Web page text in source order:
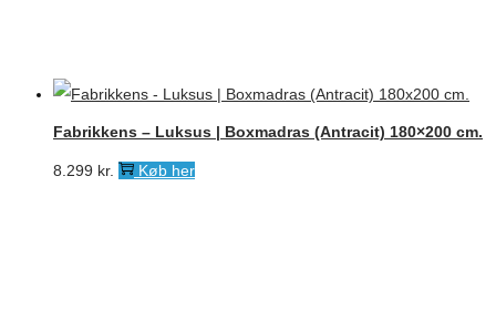
Fabrikkens – Luksus | Boxmadras (Antracit) 180×200 cm.
8.299 kr. Køb her